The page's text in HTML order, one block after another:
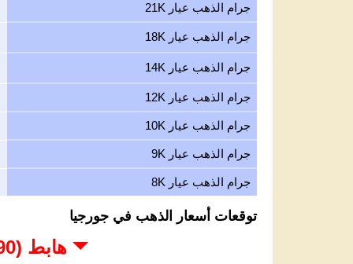
جرام الذهب عيار 21K
جرام الذهب عيار 18K
جرام الذهب عيار 14K
جرام الذهب عيار 12K
جرام الذهب عيار 10K
جرام الذهب عيار 9K
جرام الذهب عيار 8K
توقعات أسعار الذهب في جورجيا
هابط (3,690 - 4,000 USD)